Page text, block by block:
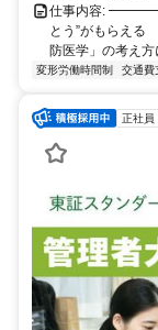
仕事内容:
とう”がもらえ
防医学」の考え
変形労働時間制 交通費
正社員